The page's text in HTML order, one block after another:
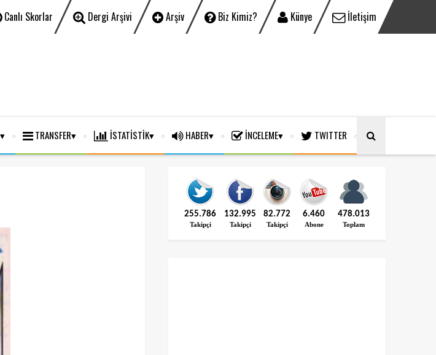
Canlı Skorlar Dergi Arşivi Arşiv Biz Kimiz? Künye İletişim
TRANSFER İSTATİSTİK HABER İNCELEME TWITTER
255.786
Takipçi
132.995
Takipçi
82.772
Takipçi
6.460
Abone
478.013
Toplam